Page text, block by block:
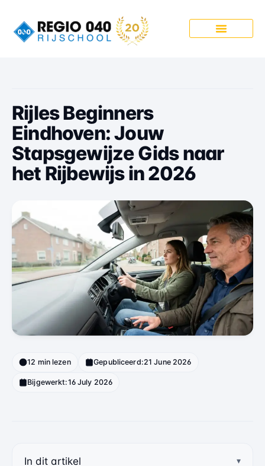
Rijles Beginners
Eindhoven: Jouw
Stapsgewijze Gids naar
het Rijbewijs in 2026
12 min lezen Gepubliceerd:21 June 2026
Bijgewerkt:16 July 2026
In dit artikel